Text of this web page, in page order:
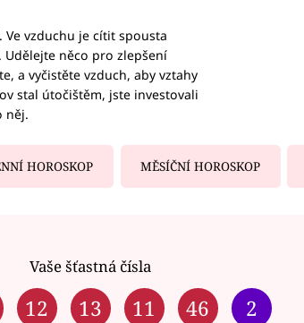
vzduchu je cítit spousta
něco pro zlepšení
a vyčistěte vzduch, aby vztahy
stal útočištěm, jste investovali
něj.
HOROSKOP MĚSÍČNÍ HOROSKOP
Vaše šťastná čísla
12 13 11 46 2